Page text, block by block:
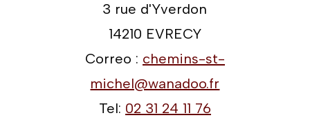
3 rue d'Yverdon
14210 EVRECY
Correo : chemins-st-
michel@wanadoo.fr
Tel: 02 31 24 11 76